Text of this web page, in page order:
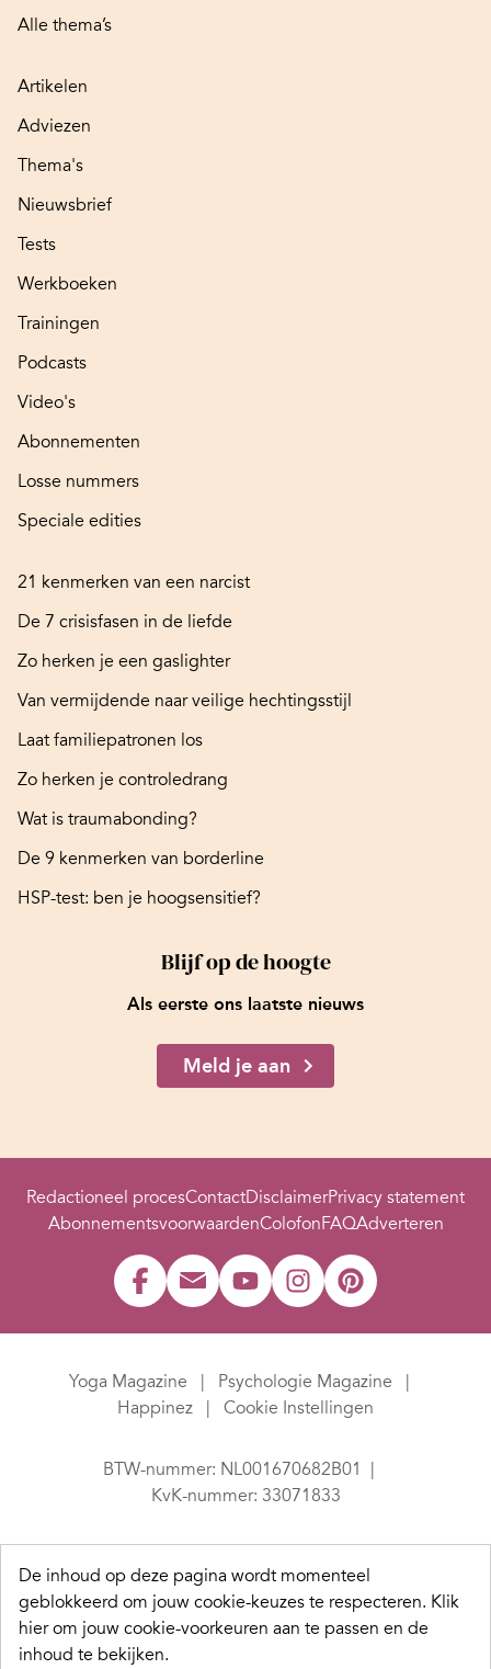
Alle thema’s
Artikelen
Adviezen
Thema's
Nieuwsbrief
Tests
Werkboeken
Trainingen
Podcasts
Video's
Abonnementen
Losse nummers
Speciale edities
21 kenmerken van een narcist
De 7 crisisfasen in de liefde
Zo herken je een gaslighter
Van vermijdende naar veilige hechtingsstijl
Laat familiepatronen los
Zo herken je controledrang
Wat is traumabonding?
De 9 kenmerken van borderline
HSP-test: ben je hoogsensitief?
Blijf op de hoogte
Als eerste ons laatste nieuws
Meld je aan
Redactioneel procesContactDisclaimerPrivacy statement
AbonnementsvoorwaardenColofonFAQAdverteren
Yoga Magazine
Psychologie Magazine
Happinez
Cookie Instellingen
BTW-nummer: NL001670682B01
KvK-nummer: 33071833
De inhoud op deze pagina wordt momenteel
geblokkeerd om jouw cookie-keuzes te respecteren. Klik
hier om jouw cookie-voorkeuren aan te passen en de
inhoud te bekijken.